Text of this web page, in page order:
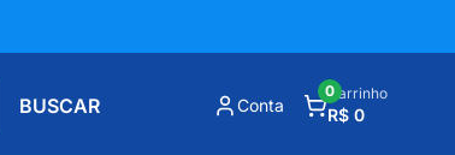
BUSCAR Conta
Carrinho
R$ 0
0